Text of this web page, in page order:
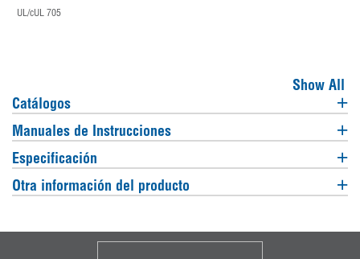
UL/cUL 705
Show All
Catálogos
Manuales de Instrucciones
Especificación
Otra información del producto